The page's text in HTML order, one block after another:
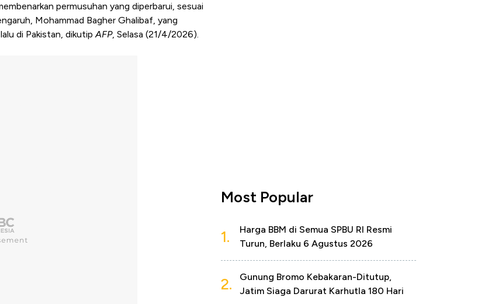
permusuhan yang diperbarui, sesuai
Mohammad Bagher Ghalibaf, yang
di Pakistan, dikutipAFP, Selasa (21/4/2026).
Most Popular
1.
Harga BBM di Semua SPBU RI Resmi
Turun, Berlaku 6 Agustus 2026
2.
Gunung Bromo Kebakaran-Ditutup,
Jatim Siaga Darurat Karhutla 180 Hari